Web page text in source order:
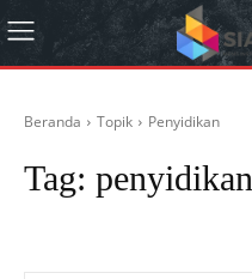
Beranda Topik Penyidikan
Tag: penyidikan